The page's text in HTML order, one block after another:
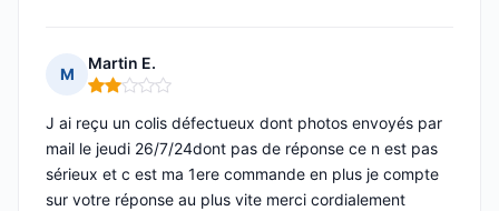
M
Martin E.
Note : 2 sur 5
J ai reçu un colis défectueux dont photos envoyés par
mail le jeudi 26/7/24dont pas de réponse ce n est pas
sérieux et c est ma 1ere commande en plus je compte
sur votre réponse au plus vite merci cordialement